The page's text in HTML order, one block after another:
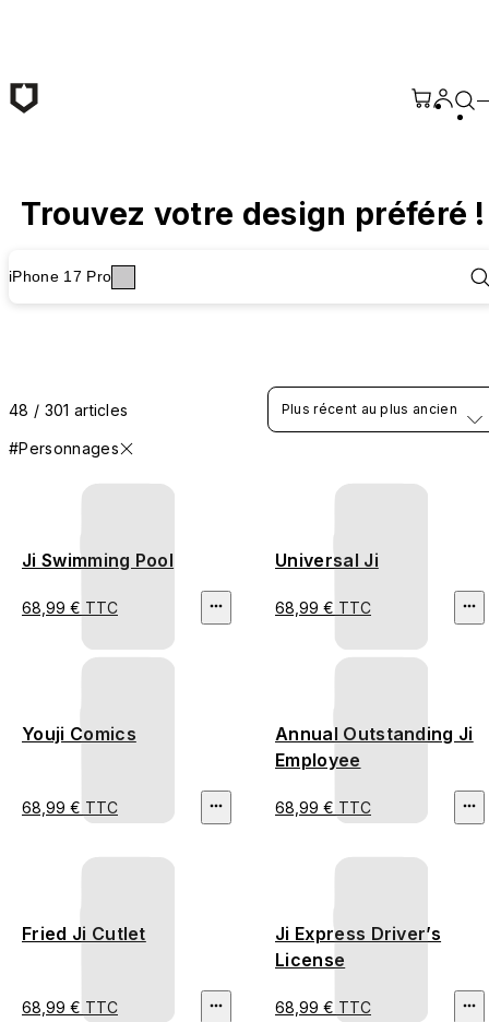
Trouvez votre design préféré !
iPhone 17 Pro
48 / 301 articles
#Personnages
Plus récent au plus ancien
Ji Swimming Pool
68,99 € TTC
Universal Ji
68,99 € TTC
Youji Comics
68,99 € TTC
Annual Outstanding Ji
Employee
68,99 € TTC
Fried Ji Cutlet
68,99 € TTC
Ji Express Driver’s
License
68,99 € TTC